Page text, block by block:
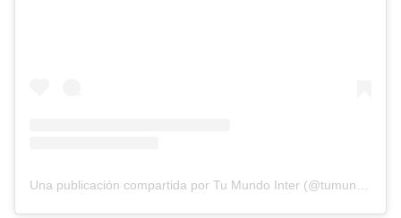
Una publicación compartida por Tu Mundo Inter (@tumundointer)